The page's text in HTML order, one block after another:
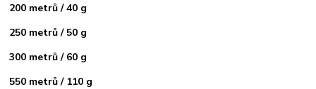
200 metrů / 40 g
250 metrů / 50 g
300 metrů / 60 g
550 metrů / 110 g